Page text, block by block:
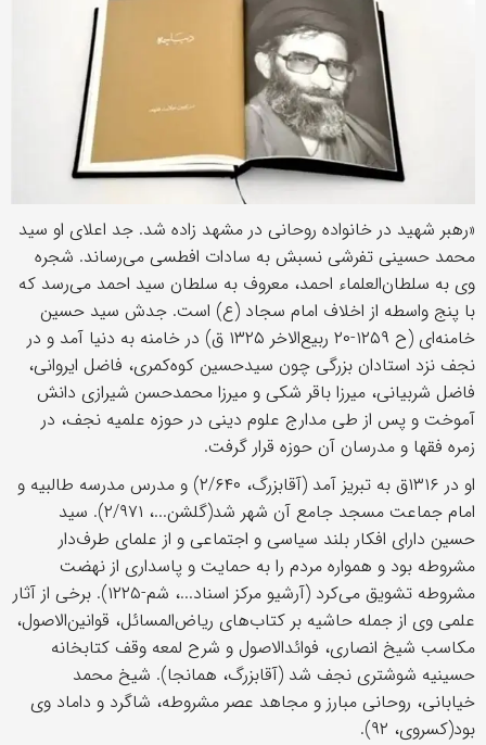
«رهبر شهید در خانواده روحانی در مشهد زاده شد. جد اعلای او سید
محمد حسینی تفرشی نسبش به سادات افطسی می‌رساند. شجره
وی به سلطان‌العلماء احمد، معروف به سلطان سید احمد می‌رسد که
با پنج واسطه از اخلاف امام سجاد (ع) است. جدش سید حسین
خامنه‌ای (ح ۱۲۵۹-۲۰ ربیع‌الاخر ۱۳۲۵ ق) در خامنه به دنیا آمد و در
نجف نزد استادان بزرگی چون سیدحسین کوه‌کمری، فاضل ایروانی،
فاضل شربیانی، میرزا باقر شکی و میرزا محمدحسن شیرازی دانش
آموخت و پس از طی مدارج علوم دینی در حوزه علمیه نجف، در
زمره فقها و مدرسان آن حوزه قرار گرفت.
او در ۱۳۱۶ق به تبریز آمد (آقابزرگ، ۲/۶۴۰) و مدرس مدرسه طالبیه و
امام جماعت مسجد جامع آن شهر شد(گلشن...، ۲/۹۷۱). سید
حسین دارای افکار بلند سیاسی و اجتماعی و از علمای طرف‌دار
مشروطه بود و همواره مردم را به حمایت و پاسداری از نهضت
مشروطه تشویق می‌کرد (آرشیو مرکز اسناد...، شم-۱۲۲۵). برخی از آثار
علمی وی از جمله حاشیه بر کتاب‌های ریاض‌المسائل، قوانین‌الاصول،
مکاسب شیخ انصاری، فوائدالاصول و شرح لمعه وقف کتابخانه
حسینیه شوشتری نجف شد (آقابزرگ، همانجا). شیخ محمد
خیابانی، روحانی مبارز و مجاهد عصر مشروطه، شاگرد و داماد وی
بود(کسروی، ۹۲).